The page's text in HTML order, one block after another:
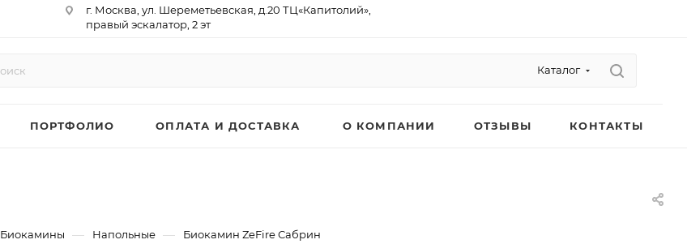
г. Москва, ул. Шереметьевская, д.20 ТЦ«Капитолий»,
правый эскалатор, 2 эт
р/сч 40702810410000761715
Каталог
ПОРТФОЛИО ОПЛАТА И ДОСТАВКА О КОМПАНИИ ОТЗЫВЫ КОНТАКТЫ
Биокамины — Напольные — Биокамин ZeFire Сабрин